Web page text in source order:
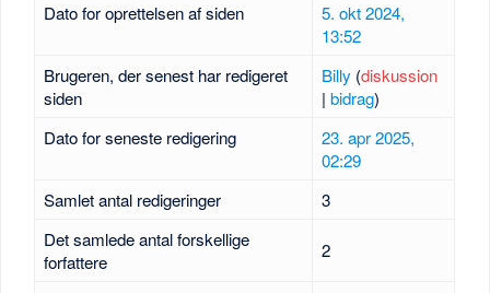
Dato for oprettelsen af siden
5. okt 2024,
13:52
Brugeren, der senest har redigeret
siden
Billy (diskussion
| bidrag)
Dato for seneste redigering
23. apr 2025,
02:29
Samlet antal redigeringer
3
Det samlede antal forskellige
forfattere
2